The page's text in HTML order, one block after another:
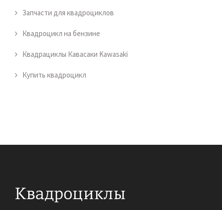
Запчасти для квадроциклов
Квадроцикл на бензине
Квадрациклы Кавасаки Kawasaki
Купить квадроцикл